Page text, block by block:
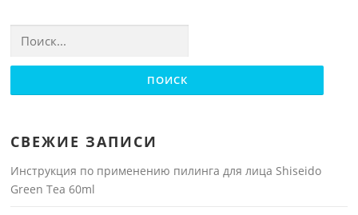
СВЕЖИЕ ЗАПИСИ
Инструкция по применению пилинга для лица Shiseido
Green Tea 60ml